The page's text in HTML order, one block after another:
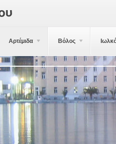
Αρτέμιδα Βόλος